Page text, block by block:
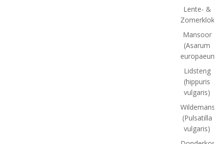
Lente- &
Mansoor
(Asarum
europaeum)
Lidsteng
(hippuris
vulgaris)
(Pulsatilla
vulgaris)